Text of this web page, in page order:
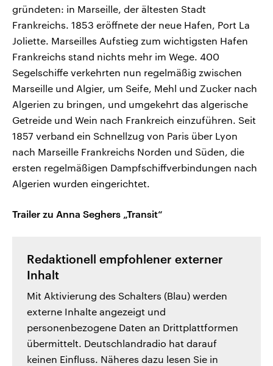
gründeten: in Marseille, der ältesten Stadt
Frankreichs. 1853 eröffnete der neue Hafen, Port La
Joliette. Marseilles Aufstieg zum wichtigsten Hafen
Frankreichs stand nichts mehr im Wege. 400
Segelschiffe verkehrten nun regelmäßig zwischen
Marseille und Algier, um Seife, Mehl und Zucker nach
Algerien zu bringen, und umgekehrt das algerische
Getreide und Wein nach Frankreich einzuführen. Seit
1857 verband ein Schnellzug von Paris über Lyon
nach Marseille Frankreichs Norden und Süden, die
ersten regelmäßigen Dampfschiffverbindungen nach
Algerien wurden eingerichtet.
Trailer zu Anna Seghers „Transit“
Redaktionell empfohlener externer
Inhalt
Mit Aktivierung des Schalters (Blau) werden
externe Inhalte angezeigt und
personenbezogene Daten an Drittplattformen
übermittelt. Deutschlandradio hat darauf
keinen Einfluss. Näheres dazu lesen Sie in